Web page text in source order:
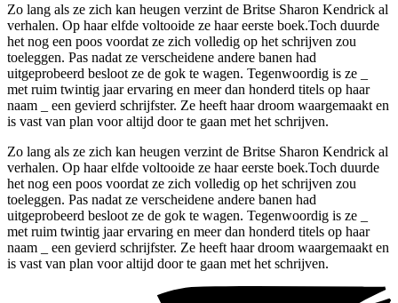
Zo lang als ze zich kan heugen verzint de Britse Sharon Kendrick al
verhalen. Op haar elfde voltooide ze haar eerste boek.Toch duurde
het nog een poos voordat ze zich volledig op het schrijven zou
toeleggen. Pas nadat ze verscheidene andere banen had
uitgeprobeerd besloot ze de gok te wagen. Tegenwoordig is ze _
met ruim twintig jaar ervaring en meer dan honderd titels op haar
naam _ een gevierd schrijfster. Ze heeft haar droom waargemaakt en
is vast van plan voor altijd door te gaan met het schrijven.
Zo lang als ze zich kan heugen verzint de Britse Sharon Kendrick al
verhalen. Op haar elfde voltooide ze haar eerste boek.Toch duurde
het nog een poos voordat ze zich volledig op het schrijven zou
toeleggen. Pas nadat ze verscheidene andere banen had
uitgeprobeerd besloot ze de gok te wagen. Tegenwoordig is ze _
met ruim twintig jaar ervaring en meer dan honderd titels op haar
naam _ een gevierd schrijfster. Ze heeft haar droom waargemaakt en
is vast van plan voor altijd door te gaan met het schrijven.